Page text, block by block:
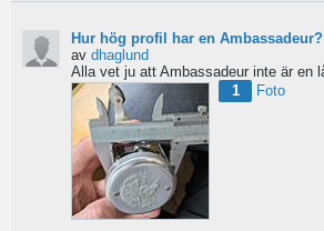
Hur hög profil har en Ambassadeur?
av dhaglund
1
Foto